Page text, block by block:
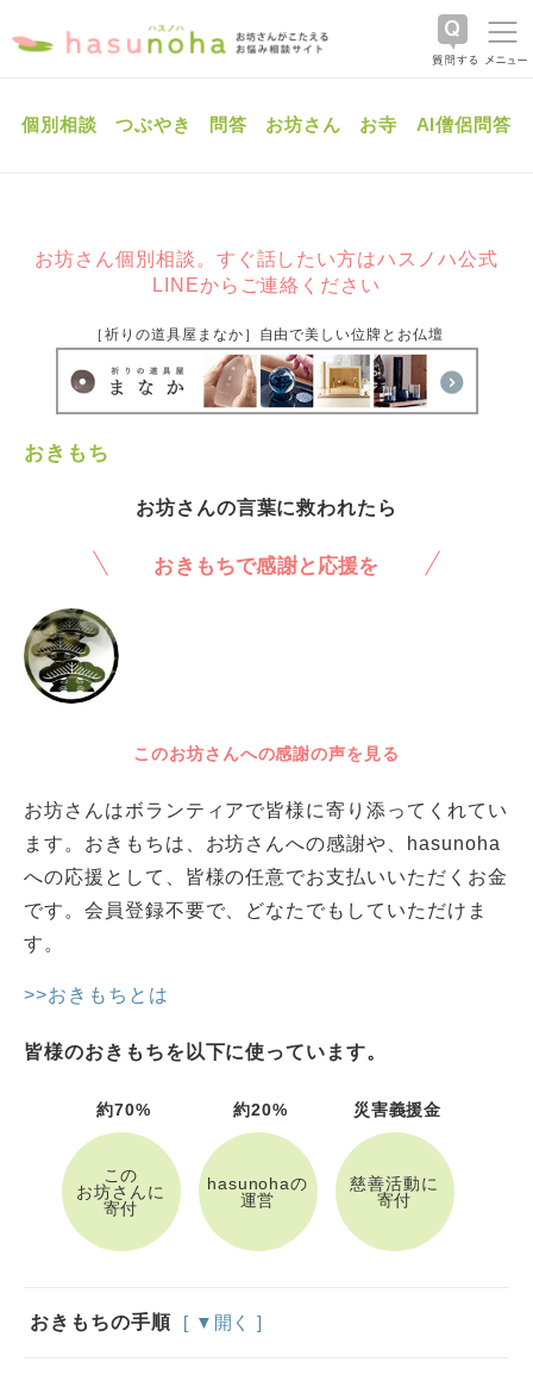
個別相談 つぶやき 問答 お坊さん お寺 AI僧侶問答
お坊さん個別相談。すぐ話したい方はハスノハ公式
LINEからご連絡ください
［祈りの道具屋まなか］自由で美しい位牌とお仏壇
おきもち
お坊さんの言葉に救われたら
おきもちで感謝と応援を
このお坊さんへの感謝の声を見る
お坊さんはボランティアで皆様に寄り添ってくれてい
ます。おきもちは、お坊さんへの感謝や、hasunoha
への応援として、皆様の任意でお支払いいただくお金
です。会員登録不要で、どなたでもしていただけま
す。
>>おきもちとは
皆様のおきもちを以下に使っています。
約70%
この
お坊さんに
寄付
約20%
hasunohaの
運営
災害義援金
慈善活動に
寄付
おきもちの手順 [ ▼開く ]